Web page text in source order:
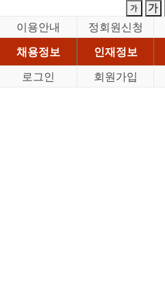
이용안내 정회원신청
채용정보
인재정보
로그인
회원가입